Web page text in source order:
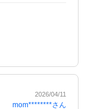
2026/04/11
mom********さん